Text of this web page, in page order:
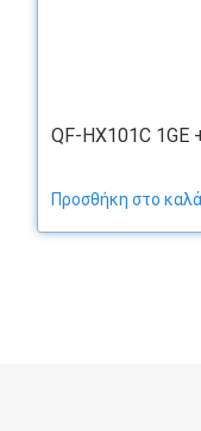
QF-HX101C 1GE
Προσθήκη στο